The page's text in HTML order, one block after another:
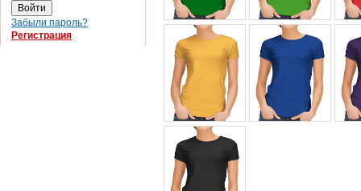
Забыли пароль?
Регистрация